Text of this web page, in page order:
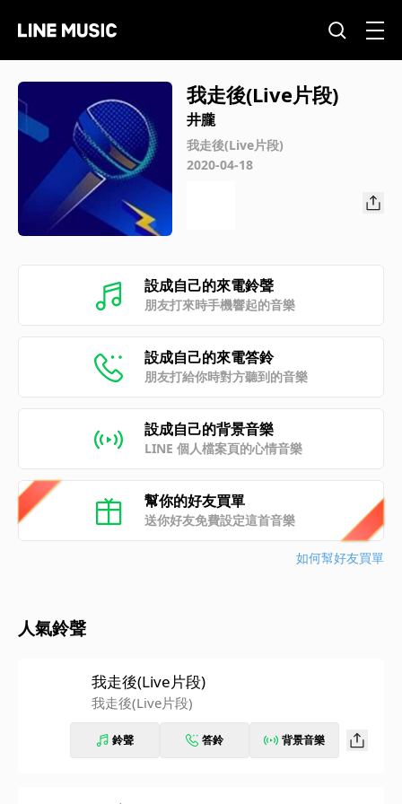
我走後(Live片段)
井朧
我走後(Live片段)
2020-04-18
設成自己的來電鈴聲
朋友打來時手機響起的音樂
設成自己的來電答鈴
朋友打給你時對方聽到的音樂
設成自己的背景音樂
LINE 個人檔案頁的心情音樂
幫你的好友買單
送你好友免費設定這首音樂
如何幫好友買單
人氣鈴聲
我走後(Live片段)
我走後(Live片段)
鈴聲 答鈴 背景音樂